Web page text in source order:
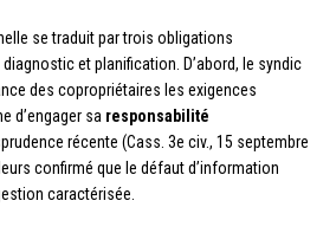
se traduit par trois obligations
et planification. D’abord, le syndic
des copropriétaires les exigences
d’engager sa responsabilité
récente (Cass. 3e civ., 15 septembre
confirmé que le défaut d’information
caractérisée.